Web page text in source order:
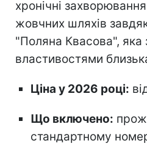
хронічні
жовчних шляхів
"Поляна Квасова", яка
властивостями
Ціна у 2026 році:
Що включено:
стандартному